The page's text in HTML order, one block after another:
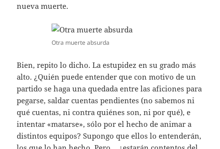
nueva muerte.
Otra muerte absurda
Bien, repito lo dicho. La estupidez en su grado más
alto. ¿Quién puede entender que con motivo de un
partido se haga una quedada entre las aficiones para
pegarse, saldar cuentas pendientes (no sabemos ni
qué cuentas, ni contra quiénes son, ni por qué), e
intentar «matarse», sólo por el hecho de animar a
distintos equipos? Supongo que ellos lo entenderán,